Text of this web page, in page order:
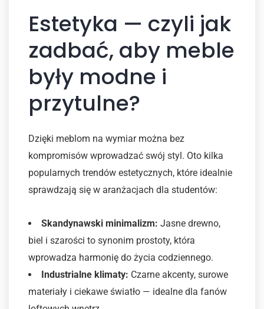
Estetyka — czyli jak
zadbać, aby meble
były modne i
przytulne?
Dzięki meblom na wymiar można bez
kompromisów wprowadzać swój styl. Oto kilka
popularnych trendów estetycznych, które idealnie
sprawdzają się w aranżacjach dla studentów:
Skandynawski minimalizm: Jasne drewno,
biel i szarości to synonim prostoty, która
wprowadza harmonię do życia codziennego.
Industrialne klimaty: Czarne akcenty, surowe
materiały i ciekawe światło — idealne dla fanów